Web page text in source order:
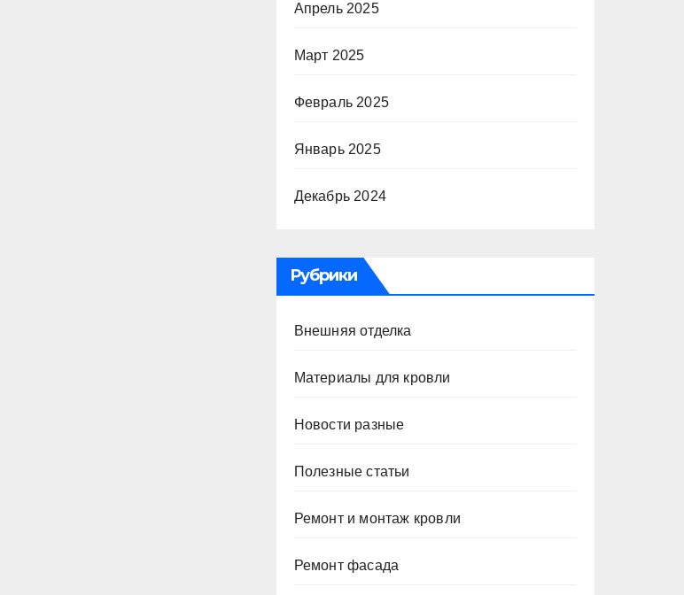
Апрель 2025
Март 2025
Февраль 2025
Январь 2025
Декабрь 2024
Рубрики
Внешняя отделка
Материалы для кровли
Новости разные
Полезные статьи
Ремонт и монтаж кровли
Ремонт фасада